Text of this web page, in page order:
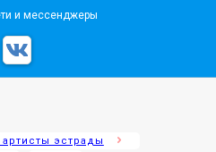
и мессенджеры
эстрады